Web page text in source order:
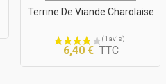
Terrine De Viande Charolaise
6,40 € TTC